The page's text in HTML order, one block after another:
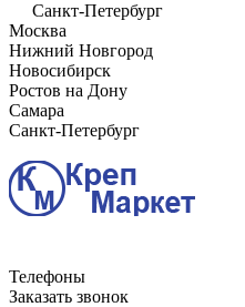
Санкт-Петербург
Москва
Нижний Новгород
Новосибирск
Ростов на Дону
Самара
Санкт-Петербург
Телефоны
Заказать звонок